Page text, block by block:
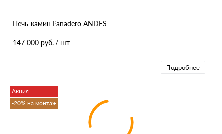
Печь-камин Panadero ANDES
147 000 руб. / шт
Подробнее
Акция
-20% на монтаж